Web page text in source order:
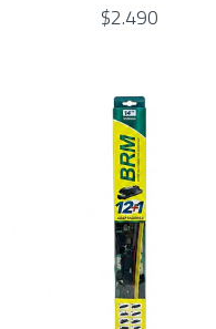
$2.490